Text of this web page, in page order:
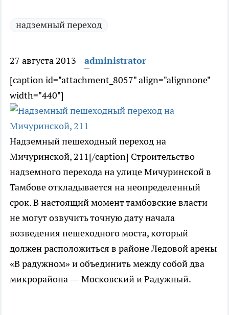
надземный переход
27 августа 2013
administrator
[caption id="attachment_8057" align="alignnone"
width="440"]
Надземный пешеходный переход на
Мичуринской, 211[/caption] Строительство
надземного перехода на улице Мичуринской в
Тамбове откладывается на неопределенный
срок. В настоящий момент тамбовские власти
не могут озвучить точную дату начала
возведения пешеходного моста, который
должен расположиться в районе Ледовой арены
«В радужном» и объединить между собой два
микрорайона — Московский и Радужный.